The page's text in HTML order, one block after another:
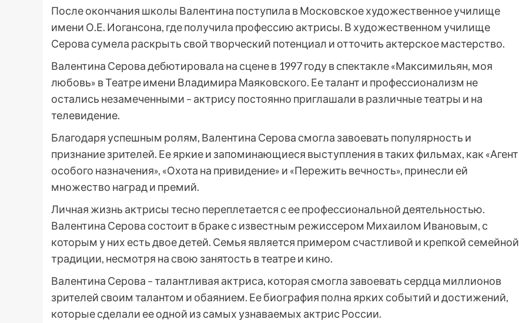
После окончания школы Валентина поступила в Московское художественное училище
имени О.Е. Иогансона, где получила профессию актрисы. В художественном училище
Серова сумела раскрыть свой творческий потенциал и отточить актерское мастерство.
Валентина Серова дебютировала на сцене в 1997 году в спектакле «Максимильян, моя
любовь» в Театре имени Владимира Маяковского. Ее талант и профессионализм не
остались незамеченными – актрису постоянно приглашали в различные театры и на
телевидение.
Благодаря успешным ролям, Валентина Серова смогла завоевать популярность и
признание зрителей. Ее яркие и запоминающиеся выступления в таких фильмах, как «Агент
особого назначения», «Охота на привидение» и «Пережить вечность», принесли ей
множество наград и премий.
Личная жизнь актрисы тесно переплетается с ее профессиональной деятельностью.
Валентина Серова состоит в браке с известным режиссером Михаилом Ивановым, с
которым у них есть двое детей. Семья является примером счастливой и крепкой семейной
традиции, несмотря на свою занятость в театре и кино.
Валентина Серова – талантливая актриса, которая смогла завоевать сердца миллионов
зрителей своим талантом и обаянием. Ее биография полна ярких событий и достижений,
которые сделали ее одной из самых узнаваемых актрис России.